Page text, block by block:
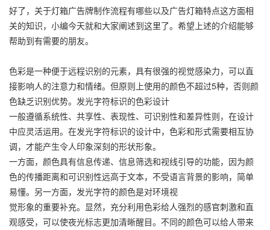
好了，关于灯箱广告牌制作流程有哪些以及广告灯箱特点这方面相
关的知识，小编今天就和大家阐述到这里了。希望上述的介绍能够
帮助到有需要的朋友。
色彩是一种便于远程识别的元素，具有很强的视觉感染力，可以直
接影响人的注意力和情绪。但原则上使用的颜色不超过5种，否则颜
色缺乏识别优势。发光字符标识的色彩设计
一般遵循系统性、共享性、表现性、可识别性和差异性则，在设计
中应灵活运用。在发光字符标识的设计中，色彩和形式需要相互协
调，才能产生令人印象深刻的形状形象。
一方面，颜色具有信息传递、信息筛选和视线引导的功能，因为颜
色的传播距离和可识别性远高于文本，不受语言背景的影响，简单
易懂。另一方面，发光字符的颜色是对环境视
觉形象的重要补充。显然，充分利用色彩给人强烈的感官刺激和直
观感受，可以使夜光标志更加清晰醒目。不同的颜色可以给人带来